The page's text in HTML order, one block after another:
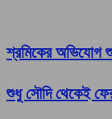
শ্রমিকের অভিযোগ
শুধু সৌদি থেকেই